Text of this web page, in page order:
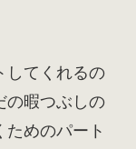
してくれるの
の暇つぶしの
めのパート